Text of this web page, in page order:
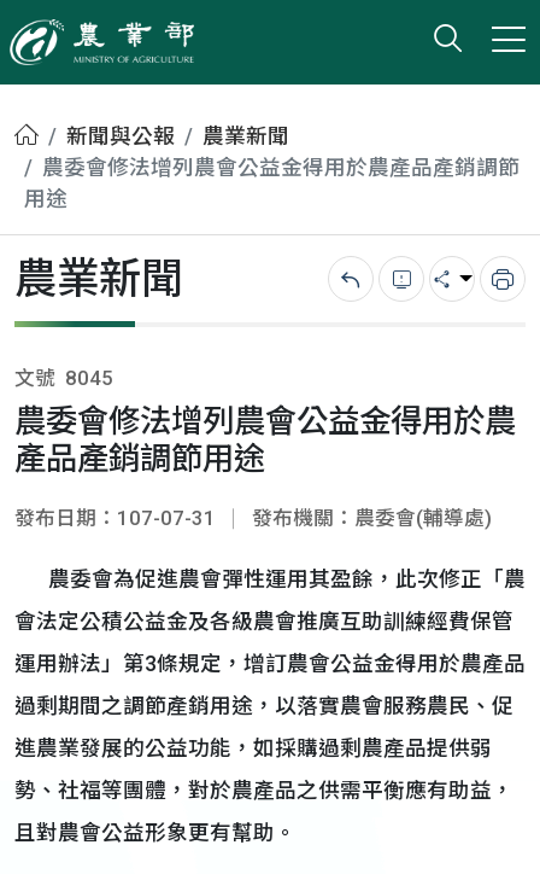
農業部
打開
小版
首頁新聞與公報
農業新聞
農委會修法增列農會公益金得用於農產品產銷調節
用途
農業新聞 回上一頁錯誤回報
分享 列
文號 8045
農委會修法增列農會公益金得用於農
產品產銷調節用途
發布日期：107-07-31 發布機關：農委會(輔導處)
農委會為促進農會彈性運用其盈餘，此次修正「農
會法定公積公益金及各級農會推廣互助訓練經費保管
運用辦法」第3條規定，增訂農會公益金得用於農產品
過剩期間之調節產銷用途，以落實農會服務農民、促
進農業發展的公益功能，如採購過剩農產品提供弱
勢、社福等團體，對於農產品之供需平衡應有助益，
且對農會公益形象更有幫助。